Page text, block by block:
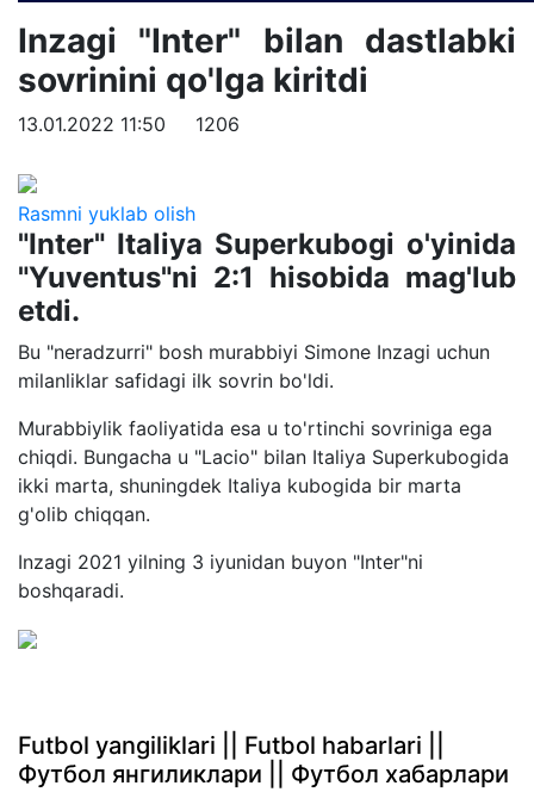
Inzagi "Inter" bilan dastlabki
sovrinini qo'lga kiritdi
13.01.2022 11:50 1206
Rasmni yuklab olish
"Inter" Italiya Superkubogi o'yinida
"Yuventus"ni 2:1 hisobida mag'lub
etdi.
Bu "neradzurri" bosh murabbiyi Simone Inzagi uchun
milanliklar safidagi ilk sovrin bo'ldi.
Murabbiylik faoliyatida esa u to'rtinchi sovriniga ega
chiqdi. Bungacha u "Lacio" bilan Italiya Superkubogida
ikki marta, shuningdek Italiya kubogida bir marta
g'olib chiqqan.
Inzagi 2021 yilning 3 iyunidan buyon "Inter"ni
boshqaradi.
Futbol yangiliklari || Futbol habarlari ||
Футбол янгиликлари || Футбол хабарлари